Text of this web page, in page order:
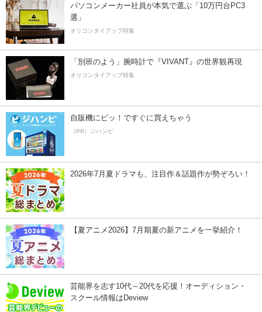
パソコンメーカー社員が本気で選ぶ「10万円台PC3
選」
オリコンタイアップ特集
「別班のよう」腕時計で『VIVANT』の世界観再現
オリコンタイアップ特集
自販機にピッ！ですぐに買えちゃう
（PR）ジハンピ
2026年7月夏ドラマも、注目作＆話題作が勢ぞろい！
【夏アニメ2026】7月期夏の新アニメを一挙紹介！
芸能界を志す10代～20代を応援！オーディション・
スクール情報はDeview